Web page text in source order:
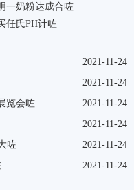
一奶粉达成合咗
任氏PH计咗
2021-11-24
2021-11-24
2021-11-24
览会咗
2021-11-24
2021-11-24
咗
2021-11-24